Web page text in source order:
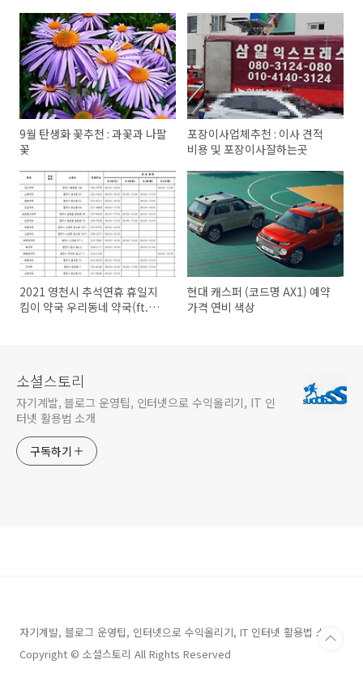
9월 탄생화 꽃추천 : 과꽃과 나팔
꽃
포장이사업체추천 : 이사 견적
비용 및 포장이사잘하는곳
2021 영천시 추석연휴 휴일지
킴이 약국 우리동네 약국(ft.비
현대 캐스퍼 (코드명 AX1) 예약
가격 연비 색상
소셜스토리
자기계발, 블로그 운영팁, 인터넷으로 수익올리기, IT 인
터넷 활용법 소개
구독하기
자기계발, 블로그 운영팁, 인터넷으로 수익올리기, IT 인터넷 활용법 소개
Copyright © 소셜스토리 All Rights Reserved